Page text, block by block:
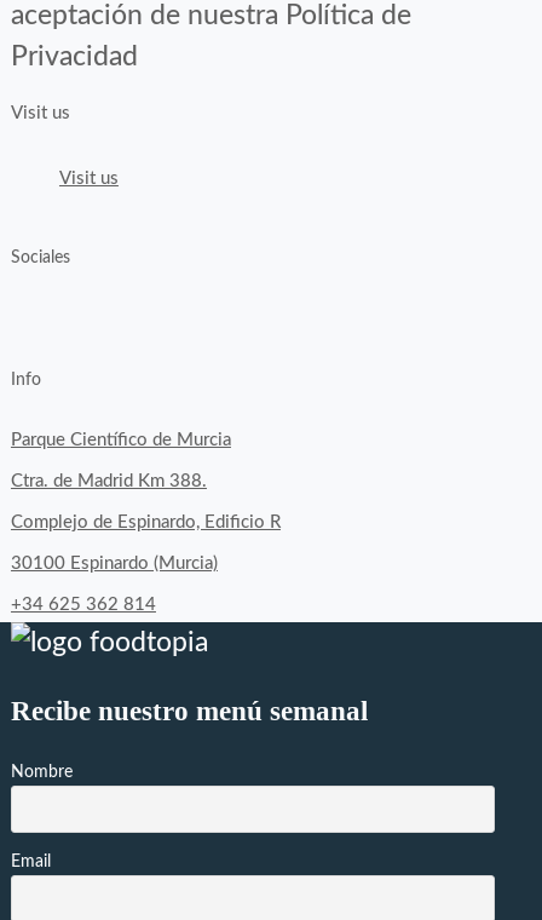
aceptación de nuestra Política de
Privacidad
Visit us
Visit us
Sociales
on
Facebook
on
Twitter
on
Instagram
Info
Parque Científico de Murcia
Ctra. de Madrid Km 388.
Complejo de Espinardo, Edificio R
30100 Espinardo (Murcia)
+34 625 362 814
Recibe nuestro menú semanal
Nombre
Email